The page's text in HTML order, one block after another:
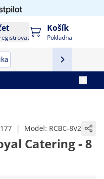
Košík
Pokladna
| Model: RCBC-8V2
Catering - 8